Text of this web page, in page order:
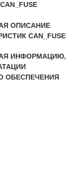
ОПИСАНИЕ
CAN_FUSE
ИНФОРМАЦИЮ,
ОБЕСПЕЧЕНИЯ